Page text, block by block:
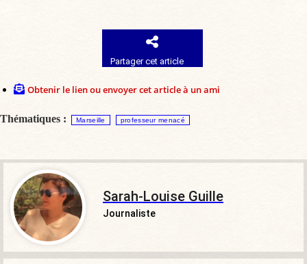
Partager cet article
Obtenir le lien ou envoyer cet article à un ami
Thématiques : Marseille professeur menacé
Sarah-Louise Guille
Journaliste